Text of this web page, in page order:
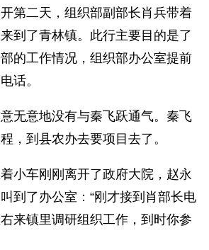
第二天，组织部副部长肖兵带着
到了青林镇。此行主要目的是了
的工作情况，组织部办公室提前
话。
意地没有与秦飞跃通气。秦飞
，到县农办去要项目去了。
车刚刚离开了政府大院，赵永
到了办公室：“刚才接到肖部长电
来镇里调研组织工作，到时你参